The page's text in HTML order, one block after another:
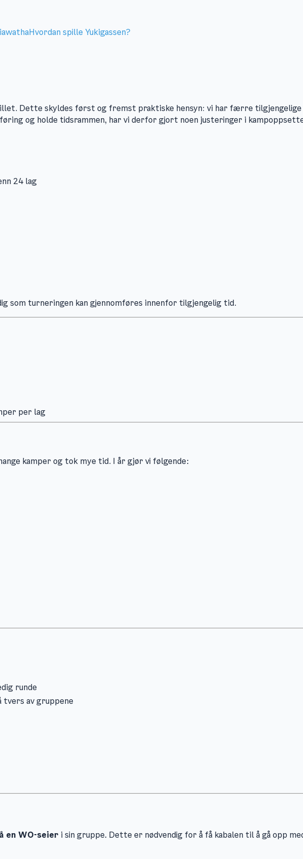
Hvordan spille Yukigassen?
Dette skyldes først og fremst praktiske hensyn: vi har færre tilgjengelige
og holde tidsrammen, har vi derfor gjort noen justeringer i
24 lag
som turneringen kan gjennomføres innenfor tilgjengelig tid.
per lag
kamper og tok mye tid. I år gjør vi følgende:
runde
tvers av gruppene
en WO-seier i sin gruppe. Dette er nødvendig for å få kabalen til å gå opp